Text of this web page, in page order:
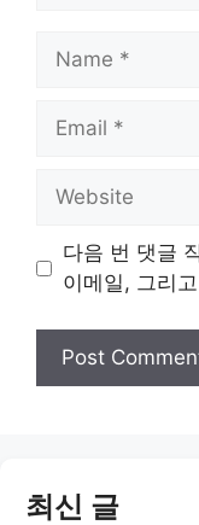
Name
Email
Website
다음 번 댓글
이메일, 그리
최신 글